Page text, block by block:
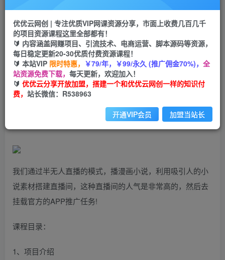
云币9.9云币 99
会员免费
立即购买
您当前未登录！建议登陆后购买，可保存购买订单
漫画小说半无人直播，参与星图任务，日入200+【揭秘】
我们通过半无人直播的模式，播漫画小说，利用吸引人的小
说素材搭建直播间，这种直播间的人气是非常高的，然后去
挂载官方的APP推广任务!
课程目录：
1、项目介绍
优优云网创 | 专注优质VIP网课资源分享，市面上收费几百几千
的项目资源课程这里全部都有！
🔰 内容涵盖网赚项目、引流技术、电商运营、脚本源码等资源，
每日稳定更新20-30优质付费资源课程！
🔰 本站VIP 限时特惠， ￥79/年，￥99/永久 (推广佣金70%)， 全
站资源免费下载， 每天更新，欢迎加入！
🔰 优优云分享开放加盟，搭建一个和优优云网创一样的知识付
费， 站长微信：R538963
开通VIP会员 加盟当站长